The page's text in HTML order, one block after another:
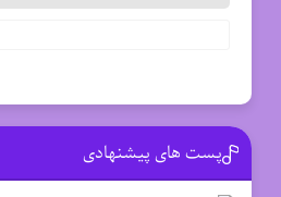
پست های پیشنهادی